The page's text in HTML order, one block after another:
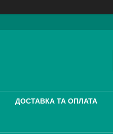
ДОСТАВКА ТА ОПЛАТА